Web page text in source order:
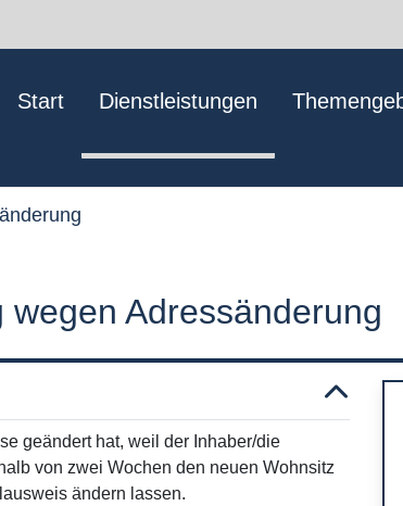
Start Dienstleistungen
Adressänderung
geändert hat, weil der Inhaber/die
von zwei Wochen den neuen Wohnsitz
ändern lassen.